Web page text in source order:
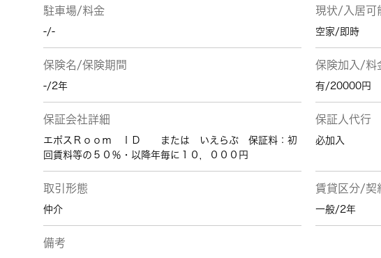
駐車場/料金
-/-
現状/入居可
空家/即時
保険名/保険期間
-/2年
保険加入/料
有/20000円
保証会社詳細
エポスＲｏｏｍ ＩＤ または いえらぶ 保証料：初
回賃料等の５０％・以降年毎に１０，０００円
保証人代行
必加入
取引形態
仲介
賃貸区分/契
一般/2年
備考